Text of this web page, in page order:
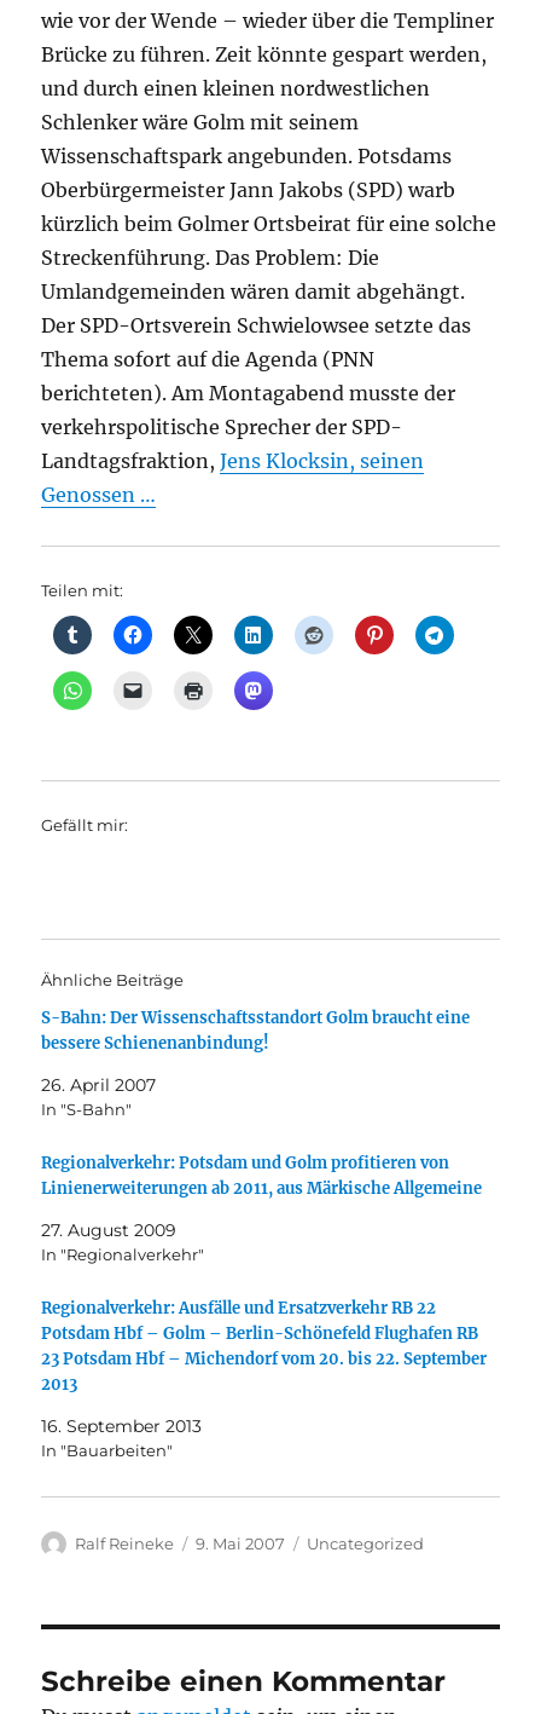
wie vor der Wende – wieder über die Templiner
Brücke zu führen. Zeit könnte gespart werden,
und durch einen kleinen nordwestlichen
Schlenker wäre Golm mit seinem
Wissenschaftspark angebunden. Potsdams
Oberbürgermeister Jann Jakobs (SPD) warb
kürzlich beim Golmer Ortsbeirat für eine solche
Streckenführung. Das Problem: Die
Umlandgemeinden wären damit abgehängt.
Der SPD-Ortsverein Schwielowsee setzte das
Thema sofort auf die Agenda (PNN
berichteten). Am Montagabend musste der
verkehrspolitische Sprecher der SPD-
Landtagsfraktion,Jens Klocksin, seinen
Genossen …
Teilen mit:
Gefällt mir:
Ähnliche Beiträge
S-Bahn: Der Wissenschaftsstandort Golm braucht eine
bessere Schienenanbindung!
26. April 2007
In "S-Bahn"
Regionalverkehr: Potsdam und Golm profitieren von
Linienerweiterungen ab 2011, aus Märkische Allgemeine
27. August 2009
In "Regionalverkehr"
Regionalverkehr: Ausfälle und Ersatzverkehr RB 22
Potsdam Hbf – Golm – Berlin-Schönefeld Flughafen RB
23 Potsdam Hbf – Michendorf vom 20. bis 22. September
2013
16. September 2013
In "Bauarbeiten"
Autor
Ralf Reineke
Veröffentlicht
9. Mai 2007 Kategorien
Uncategorized
Schreibe einen Kommentar